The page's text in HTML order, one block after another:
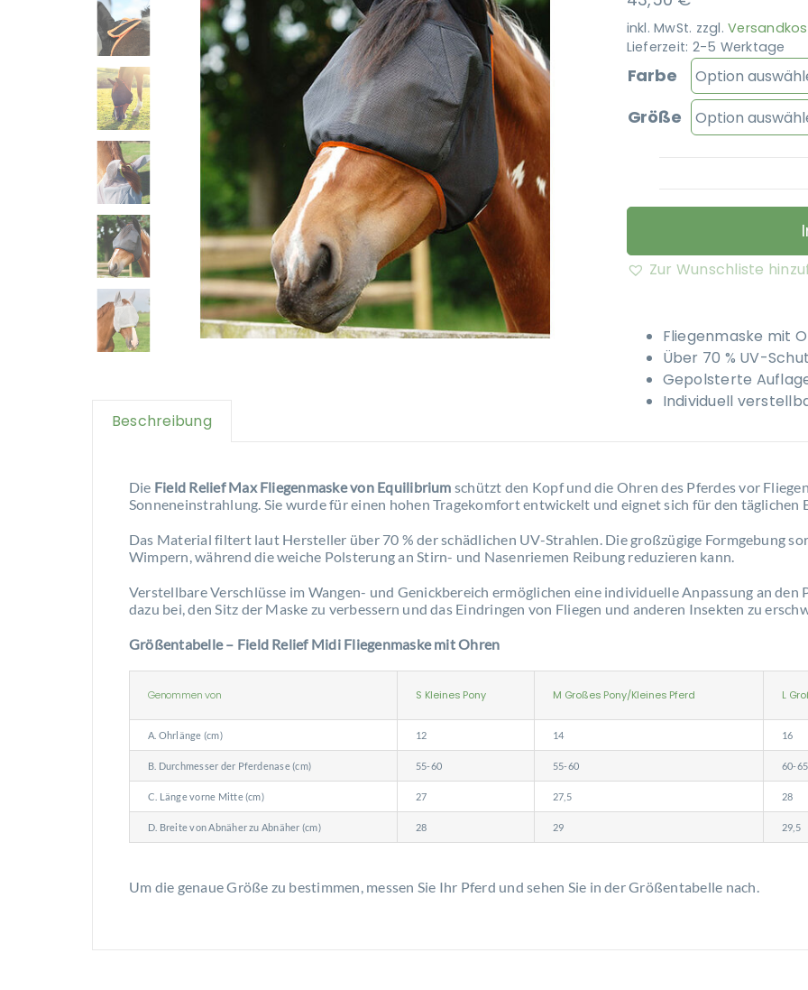
inkl. MwSt. zzgl.
Lieferzeit: 2-5 Werktage
Farbe
Größe
Zur Wunschliste
Fliegenmaske mit
Über 70 % UV-
Gepolsterte
Individuell
Beschreibung
Die Field Relief Max Fliegenmaske von Equilibrium schützt den Kopf und die Ohren des Pferdes vor
Sonneneinstrahlung. Sie wurde für einen hohen Tragekomfort entwickelt und eignet sich für den täglichen
Das Material filtert laut Hersteller über 70 % der schädlichen UV-Strahlen. Die großzügige Formgebung
Wimpern, während die weiche Polsterung an Stirn- und Nasenriemen Reibung reduzieren kann.
Verstellbare Verschlüsse im Wangen- und Genickbereich ermöglichen eine individuelle Anpassung an
dazu bei, den Sitz der Maske zu verbessern und das Eindringen von Fliegen und anderen Insekten zu
Größentabelle – Field Relief Midi Fliegenmaske mit Ohren
Genommen von S Kleines Pony M Großes Pony/Kleines Pferd L
A. Ohrlänge (cm) 12 14 16
B. Durchmesser der Pferdenase (cm) 55-60 55-60 60-65
C. Länge vorne Mitte (cm) 27 27,5 28
D. Breite von Abnäher zu Abnäher (cm) 28 29 29,5
Um die genaue Größe zu bestimmen, messen Sie Ihr Pferd und sehen Sie in der Größentabelle nach.